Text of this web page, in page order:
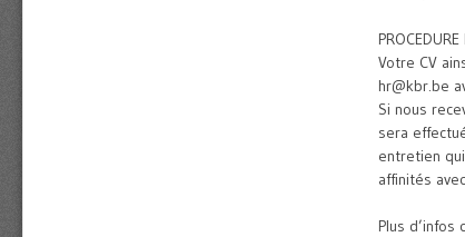
Votre CV
hr@kbr.be
Si nous
sera
entretien
affinités
Plus